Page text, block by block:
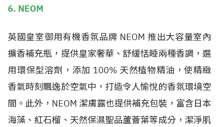
6. NEOM
英國皇室御用有機香氛品牌 NEOM 推出大容量室內
擴香補充瓶，提供皇家奢華、舒緩恬睡兩種香調，選
用環保型溶劑，添加 100% 天然植物精油，使精緻
香氣時刻飄逸於空氣中，打造令人愉悅的香氛環境空
間。此外，NEOM 潔膚露也提供補充包裝，富含日本
海藻、紅石榴、天然保濕聖品蘆薈葉等成分，潔淨肌